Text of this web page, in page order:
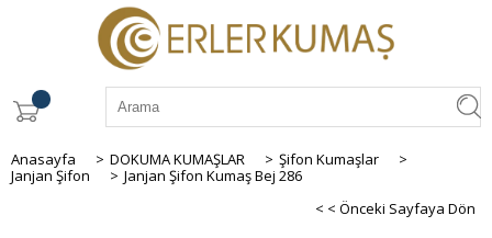
Anasayfa > DOKUMA KUMAŞLAR > Şifon Kumaşlar
>
Janjan Şifon
> Janjan Şifon Kumaş Bej 286
< < Önceki Sayfaya Dön